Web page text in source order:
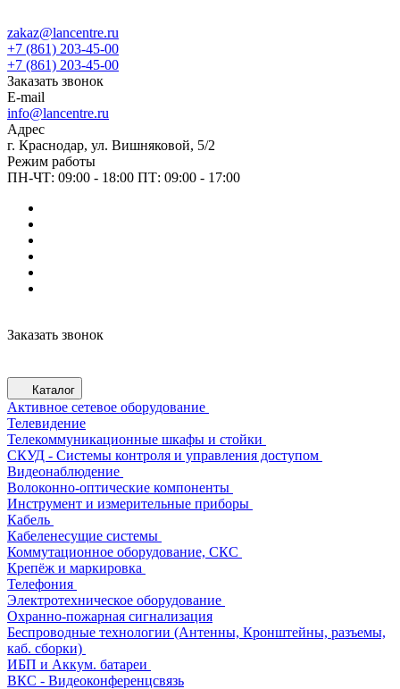
zakaz@lancentre.ru
+7 (861) 203-45-00
+7 (861) 203-45-00
Заказать звонок
E-mail
info@lancentre.ru
Адрес
г. Краснодар, ул. Вишняковой, 5/2
Режим работы
ПН-ЧТ: 09:00 - 18:00 ПТ: 09:00 - 17:00
Заказать звонок
Каталог
Активное сетевое оборудование
Телевидение
Телекоммуникационные шкафы и стойки
СКУД - Системы контроля и управления доступом
Видеонаблюдение
Волоконно-оптические компоненты
Инструмент и измерительные приборы
Кабель
Кабеленесущие системы
Коммутационное оборудование, СКС
Крепёж и маркировка
Телефония
Электротехническое оборудование
Охранно-пожарная сигнализация
Беспроводные технологии (Антенны, Кронштейны, разъемы,
каб. сборки)
ИБП и Аккум. батареи
ВКС - Видеоконференцсвязь